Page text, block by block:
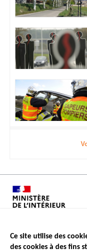
Ce site utilise des
des cookies à des fins